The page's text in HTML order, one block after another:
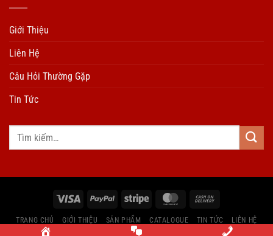
Giới Thiệu
Liên Hệ
Câu Hỏi Thường Gặp
Tin Tức
TRANG CHỦ GIỚI THIỆU SẢN PHẨM CATALOGUE TIN TỨC LIÊN HỆ